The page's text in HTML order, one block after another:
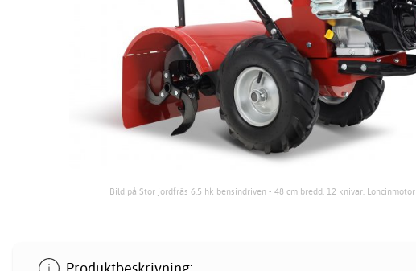
Bild på Stor jordfräs 6,5 hk bensindriven - 48 cm bredd, 12 knivar, Loncinmotor